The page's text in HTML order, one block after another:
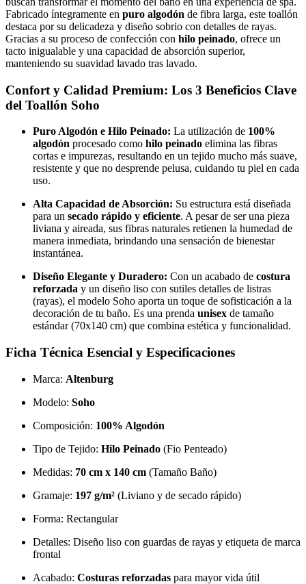
Fabricado íntegramente en puro algodón de fibra larga, este toallón
destaca por su delicadeza y diseño sobrio con detalles de rayas.
Gracias a su proceso de confección con hilo peinado, ofrece un
tacto inigualable y una capacidad de absorción superior,
manteniendo su suavidad lavado tras lavado.
Confort y Calidad Premium: Los 3 Beneficios Clave
del Toallón Soho
Puro Algodón e Hilo Peinado: La utilización de 100%
algodón procesado como hilo peinado elimina las fibras
cortas e impurezas, resultando en un tejido mucho más suave,
resistente y que no desprende pelusa, cuidando tu piel en cada
uso.
Alta Capacidad de Absorción: Su estructura está diseñada
para un secado rápido y eficiente. A pesar de ser una pieza
liviana y aireada, sus fibras naturales retienen la humedad de
manera inmediata, brindando una sensación de bienestar
instantánea.
Diseño Elegante y Duradero: Con un acabado de costura
reforzada y un diseño liso con sutiles detalles de listras
(rayas), el modelo Soho aporta un toque de sofisticación a la
decoración de tu baño. Es una prenda unisex de tamaño
estándar (70x140 cm) que combina estética y funcionalidad.
Ficha Técnica Esencial y Especificaciones
Marca: Altenburg
Modelo: Soho
Composición: 100% Algodón
Tipo de Tejido: Hilo Peinado (Fio Penteado)
Medidas: 70 cm x 140 cm (Tamaño Baño)
Gramaje: 197 g/m² (Liviano y de secado rápido)
Forma: Rectangular
Detalles: Diseño liso con guardas de rayas y etiqueta de marca
frontal
Acabado: Costuras reforzadas para mayor vida útil